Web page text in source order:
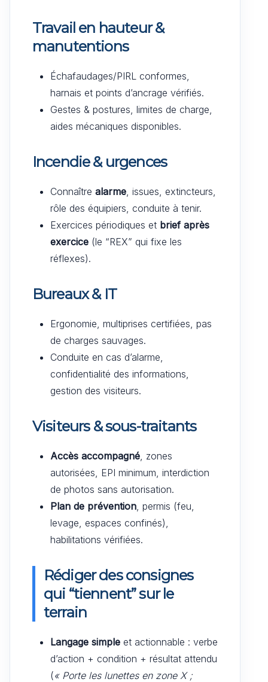
Travail en hauteur &
manutentions
Échafaudages/PIRL conformes,
harnais et points d’ancrage vérifiés.
Gestes & postures, limites de charge,
aides mécaniques disponibles.
Incendie & urgences
Connaître alarme, issues, extincteurs,
rôle des équipiers, conduite à tenir.
Exercices périodiques et brief après
exercice (le “REX” qui fixe les
réflexes).
Bureaux & IT
Ergonomie, multiprises certifiées, pas
de charges sauvages.
Conduite en cas d’alarme,
confidentialité des informations,
gestion des visiteurs.
Visiteurs & sous-traitants
Accès accompagné, zones
autorisées, EPI minimum, interdiction
de photos sans autorisation.
Plan de prévention, permis (feu,
levage, espaces confinés),
habilitations vérifiées.
Rédiger des consignes
qui “tiennent” sur le
terrain
Langage simple et actionnable : verbe
d’action + condition + résultat attendu
(« Porte les lunettes en zone X ;